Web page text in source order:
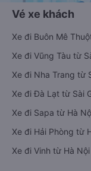
Vé xe khách
Xe đi Buôn Mê
Xe đi Vũng Tàu từ
Xe đi Nha Trang từ
Xe đi Đà Lạt từ Sài
Xe đi Sapa từ Hà
Xe đi Hải Phòng từ
Xe đi Vinh từ Hà Nội